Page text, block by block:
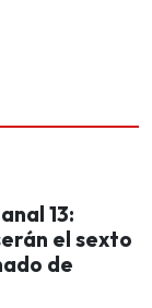
13:
el sexto
de